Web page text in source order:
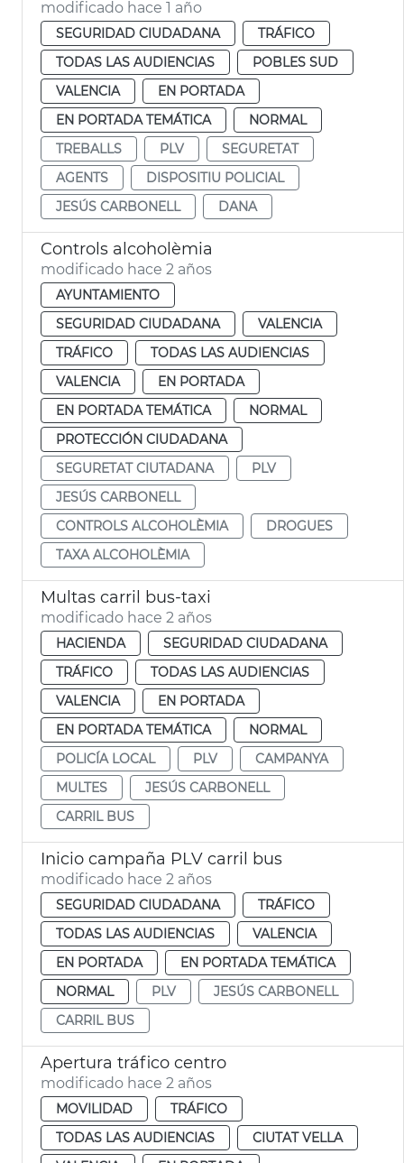
modificado hace 1 año
SEGURIDAD CIUDADANA
TRÁFICO
TODAS LAS AUDIENCIAS
POBLES SUD
VALENCIA
EN PORTADA
EN PORTADA TEMÁTICA
NORMAL
TREBALLS
PLV
SEGURETAT
AGENTS
DISPOSITIU POLICIAL
JESÚS CARBONELL
DANA
Controls alcoholèmia
modificado hace 2 años
AYUNTAMIENTO
SEGURIDAD CIUDADANA
VALENCIA
TRÁFICO
TODAS LAS AUDIENCIAS
VALENCIA
EN PORTADA
EN PORTADA TEMÁTICA
NORMAL
PROTECCIÓN CIUDADANA
SEGURETAT CIUTADANA
PLV
JESÚS CARBONELL
CONTROLS ALCOHOLÈMIA
DROGUES
TAXA ALCOHOLÈMIA
Multas carril bus-taxi
modificado hace 2 años
HACIENDA
SEGURIDAD CIUDADANA
TRÁFICO
TODAS LAS AUDIENCIAS
VALENCIA
EN PORTADA
EN PORTADA TEMÁTICA
NORMAL
POLICÍA LOCAL
PLV
CAMPANYA
MULTES
JESÚS CARBONELL
CARRIL BUS
Inicio campaña PLV carril bus
modificado hace 2 años
SEGURIDAD CIUDADANA
TRÁFICO
TODAS LAS AUDIENCIAS
VALENCIA
EN PORTADA
EN PORTADA TEMÁTICA
NORMAL
PLV
JESÚS CARBONELL
CARRIL BUS
Apertura tráfico centro
modificado hace 2 años
MOVILIDAD
TRÁFICO
TODAS LAS AUDIENCIAS
CIUTAT VELLA